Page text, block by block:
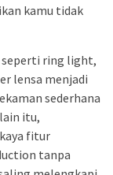
kamu tidak
seperti ring light,
lensa menjadi
sederhana
itu,
fitur
tanpa